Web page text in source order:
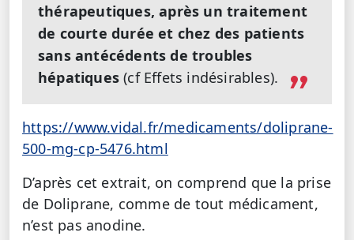
thérapeutiques, après un traitement
de courte durée et chez des patients
sans antécédents de troubles
hépatiques (cf Effets indésirables).
https://www.vidal.fr/medicaments/doliprane-
500-mg-cp-5476.html
D’après cet extrait, on comprend que la prise
de Doliprane, comme de tout médicament,
n’est pas anodine.